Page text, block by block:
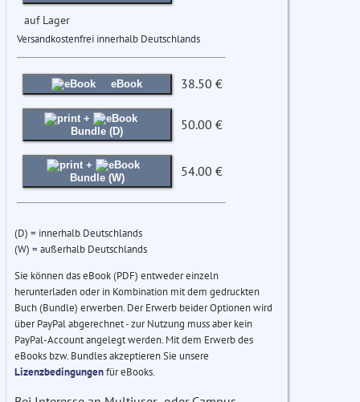
auf Lager
Versandkostenfrei innerhalb Deutschlands
eBook 38.50 €
+
Bundle (D)
50.00 €
+
Bundle (W)
54.00 €
(D) = innerhalb Deutschlands
(W) = außerhalb Deutschlands
Sie können das eBook (PDF) entweder einzeln
herunterladen oder in Kombination mit dem gedruckten
Buch (Bundle) erwerben. Der Erwerb beider Optionen wird
über PayPal abgerechnet - zur Nutzung muss aber kein
PayPal-Account angelegt werden. Mit dem Erwerb des
eBooks bzw. Bundles akzeptieren Sie unsere
Lizenzbedingungenfür eBooks.